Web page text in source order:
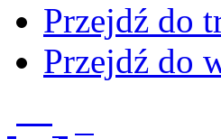
Przejdź do
Przejdź do